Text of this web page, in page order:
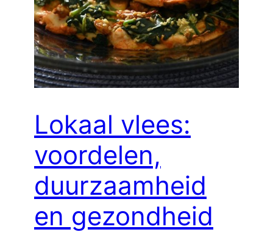
Lokaal vlees:
voordelen,
duurzaamheid
en gezondheid